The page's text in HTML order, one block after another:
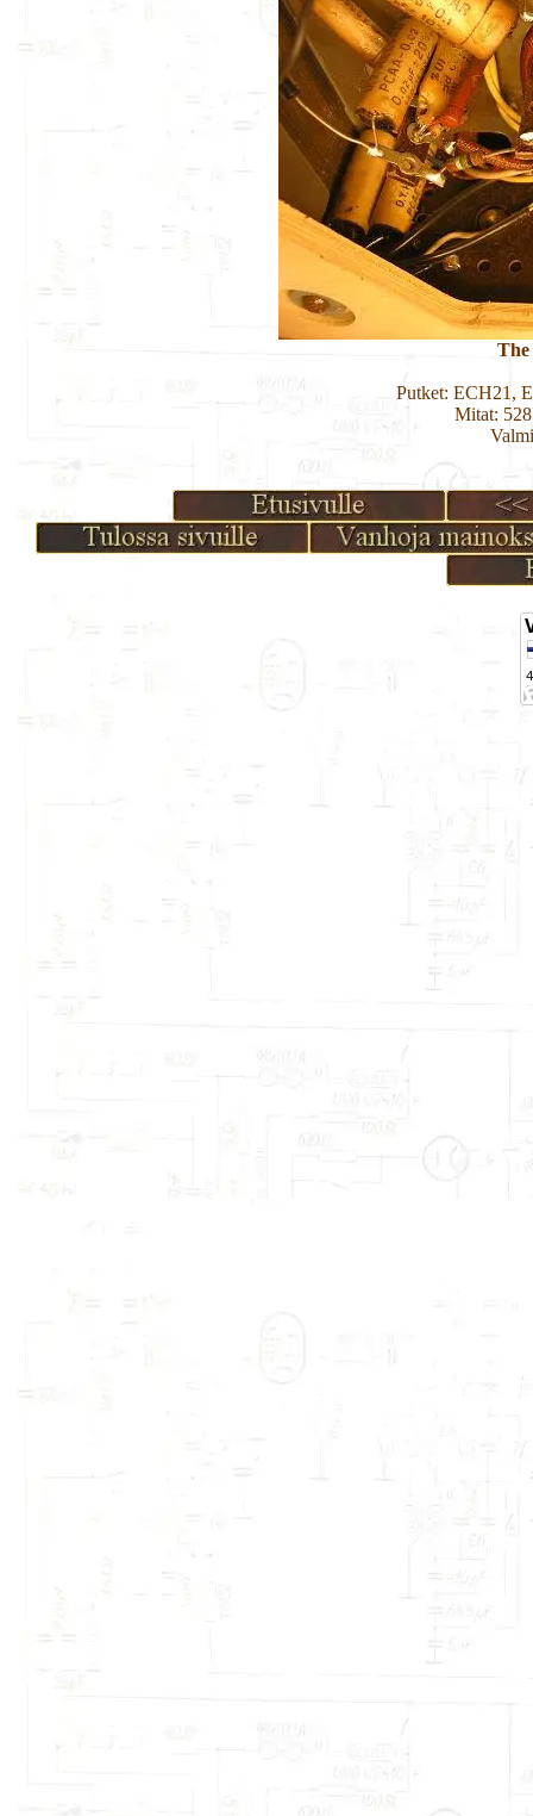
Putket: ECH21,
Mitat: